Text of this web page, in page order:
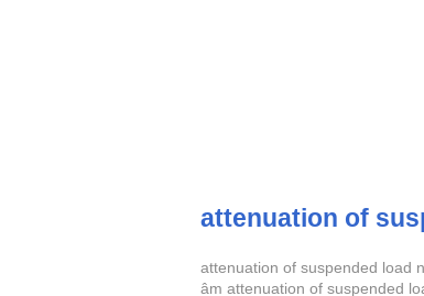
attenuation of
attenuation of suspended load
âm attenuation of suspended